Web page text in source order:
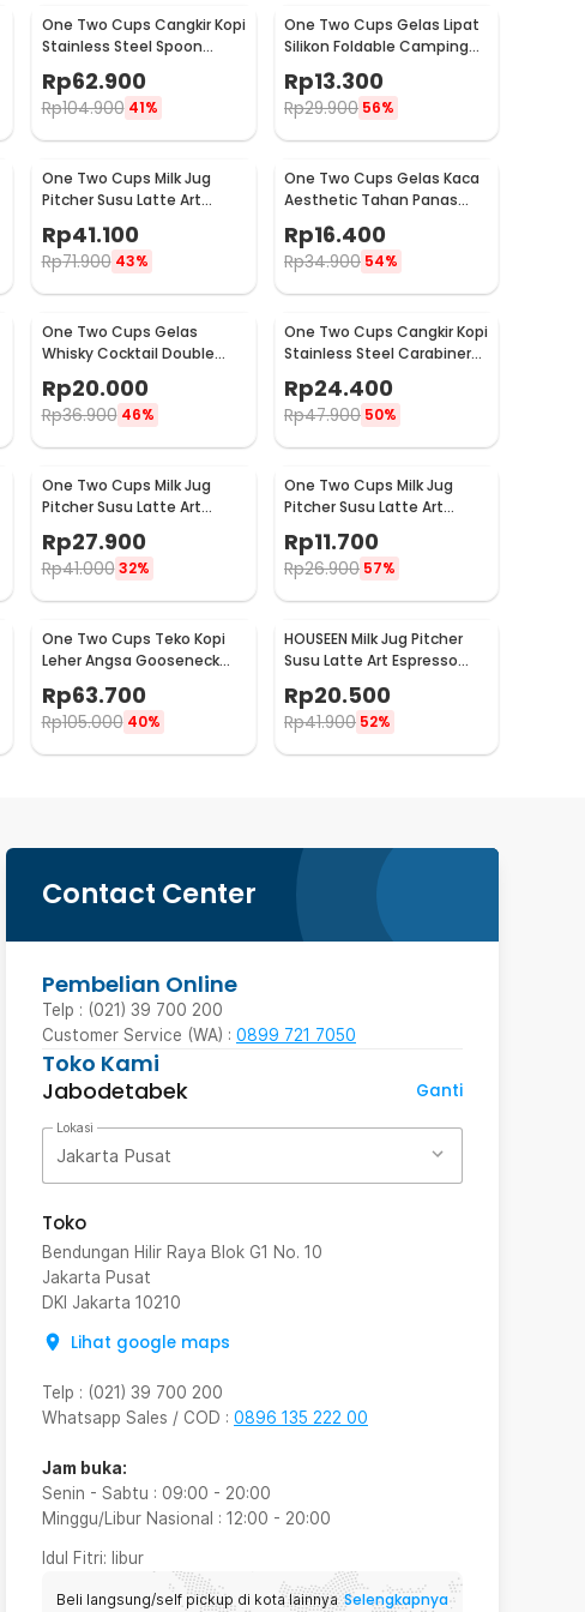
One Two Cups Cangkir Kopi
Stainless Steel Spoon
Saucer Cup 120ml - 201
Rp62.900
Rp104.900 41%
One Two Cups Gelas Lipat
Silikon Foldable Camping
with Strap 200ml - F120
Rp13.300
Rp29.900 56%
One Two Cups Milk Jug
Pitcher Susu Latte Art
350ml - 10084
Rp41.100
Rp71.900 43%
One Two Cups Gelas Kaca
Aesthetic Tahan Panas
Double Wall Glass 250ml -
PLY1704
Rp16.400
Rp34.900 54%
One Two Cups Gelas
Whisky Cocktail Double
- SG-02
Rp20.000
Rp36.900 46%
One Two Cups Cangkir Kopi
Stainless Steel Carabiner
Rp24.400
Rp47.900 50%
One Two Cups Milk Jug
Pitcher Susu Latte Art
200ml - J068
Rp27.900
Rp41.000 32%
One Two Cups Milk Jug
Pitcher Susu Latte Art
1oz - S06HG
Rp11.700
Rp26.900 57%
One Two Cups Teko Kopi
Leher Angsa Gooseneck
Pour Over Drip Kettle 350ml
- AA049
Rp63.700
Rp105.000 40%
HOUSEEN Milk Jug Pitcher
Susu Latte Art Espresso
DL060
Rp20.500
Rp41.900 52%
Contact Center
Pembelian Online
Telp : (021) 39 700 200
Customer Service (WA) : 0899 721 7050
Toko Kami
Jabodetabek
Ganti
Lokasi
Jakarta Pusat
Toko
Bendungan Hilir Raya Blok G1 No. 10
Jakarta Pusat
DKI Jakarta 10210
Lihat google maps
Telp : (021) 39 700 200
Whatsapp Sales / COD : 0896 135 222 00
Jam buka:
Senin - Sabtu : 09:00 - 20:00
Minggu/Libur Nasional : 12:00 - 20:00
Idul Fitri: libur
Beli langsung/self pickup di kota lainnya Selengkapnya